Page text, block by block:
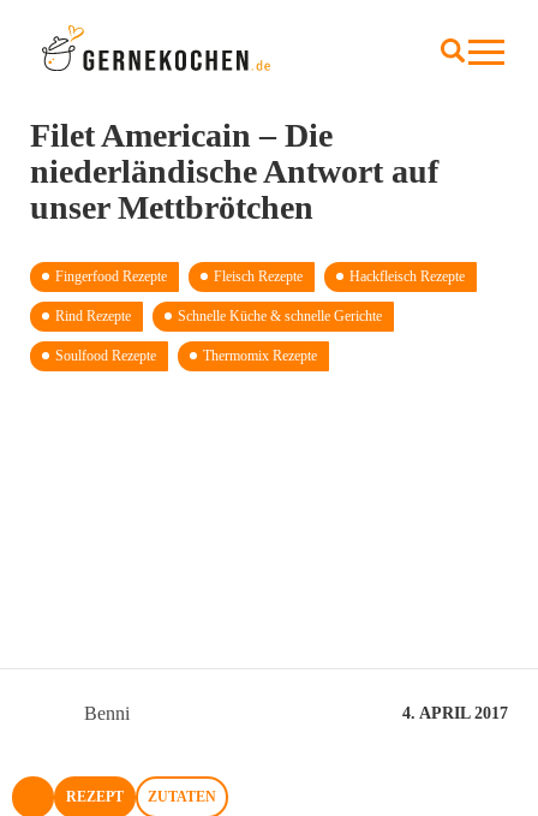
Filet Americain – Die
niederländische Antwort auf
unser Mettbrötchen
Fingerfood Rezepte Fleisch Rezepte Hackfleisch Rezepte
Rind Rezepte Schnelle Küche & schnelle Gerichte
Soulfood Rezepte Thermomix Rezepte
Benni 4. APRIL 2017
NACH OBEN
REZEPT ZUTATEN